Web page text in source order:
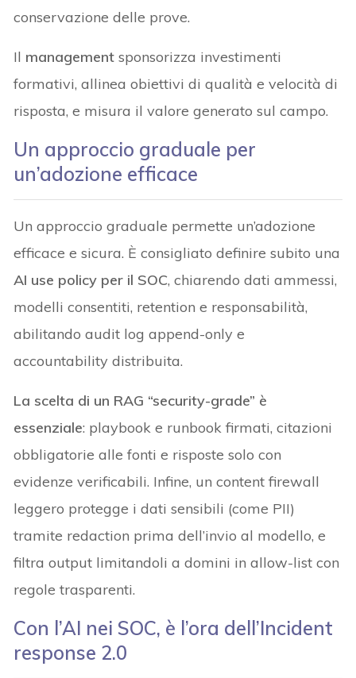
conservazione delle prove.
Il management sponsorizza investimenti
formativi, allinea obiettivi di qualità e velocità di
risposta, e misura il valore generato sul campo.
Un approccio graduale per
un’adozione efficace
Un approccio graduale permette un’adozione
efficace e sicura. È consigliato definire subito una
AI use policy per il SOC, chiarendo dati ammessi,
modelli consentiti, retention e responsabilità,
abilitando audit log append-only e
accountability distribuita.
La scelta di un RAG “security-grade” è
essenziale: playbook e runbook firmati, citazioni
obbligatorie alle fonti e risposte solo con
evidenze verificabili. Infine, un content firewall
leggero protegge i dati sensibili (come PII)
tramite redaction prima dell’invio al modello, e
filtra output limitandoli a domini in allow-list con
regole trasparenti.
Con l’AI nei SOC, è l’ora dell’Incident
response 2.0